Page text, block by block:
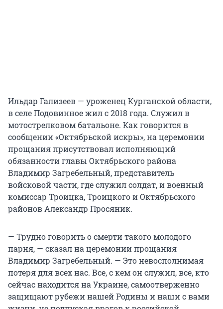
Ильдар Гализеев — уроженец Курганской области,
в селе Подовинное жил с 2018 года. Служил в
мотострелковом батальоне. Как говорится в
сообщении «Октябрьской искры», на церемонии
прощания присутствовал исполняющий
обязанности главы Октябрьского района
Владимир Загребельный, представитель
войсковой части, где служил солдат, и военный
комиссар Троицка, Троицкого и Октябрьского
районов Александр Просяник.
— Трудно говорить о смерти такого молодого
парня, — сказал на церемонии прощания
Владимир Загребельный. — Это невосполнимая
потеря для всех нас. Все, с кем он служил, все, кто
сейчас находится на Украине, самоотверженно
защищают рубежи нашей Родины и наши с вами